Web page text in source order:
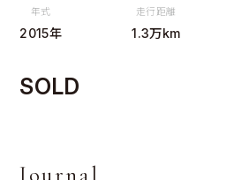
年式
2015年
走行距離
1.3万km
SOLD
Journal